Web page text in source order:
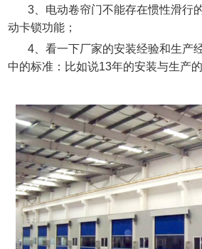
3 、电动卷帘门不能存在惯性滑行
动卡锁功能；
4 、看一下厂家的安装经验和生产
中的标准：比如说13年的安装与生产的